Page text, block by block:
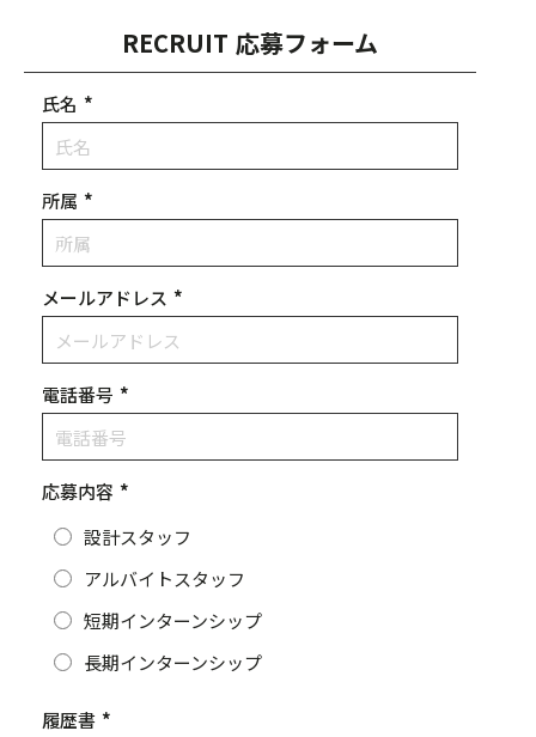
RECRUIT 応募フォーム
氏名 *
所属 *
メールアドレス *
電話番号 *
応募内容 *
設計スタッフ
アルバイトスタッフ
短期インターンシップ
長期インターンシップ
履歴書 *